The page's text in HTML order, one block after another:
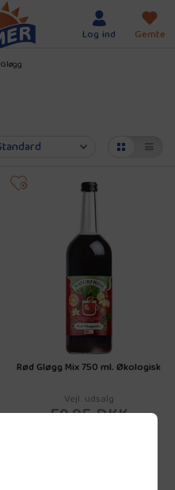
Gløgg
Rød Gløgg Mix 750 ml. Økologisk
Vejl. udsalg
59,95 DKK